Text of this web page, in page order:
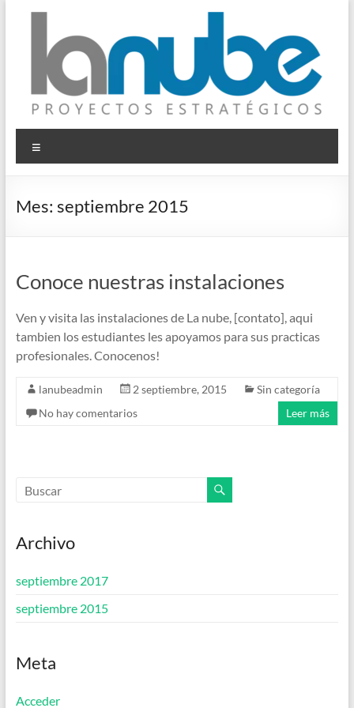
contenido
© La Nube
Proyectos Estratégicos
Mes: septiembre 2015
Conoce nuestras instalaciones
Ven y visita las instalaciones de La nube, [contato], aqui
tambien los estudiantes les apoyamos para sus practicas
profesionales. Conocenos!
lanubeadmin 2 septiembre, 2015
Sin categoría
No hay comentarios
Leer más
Archivo
septiembre 2017
septiembre 2015
Meta
Acceder